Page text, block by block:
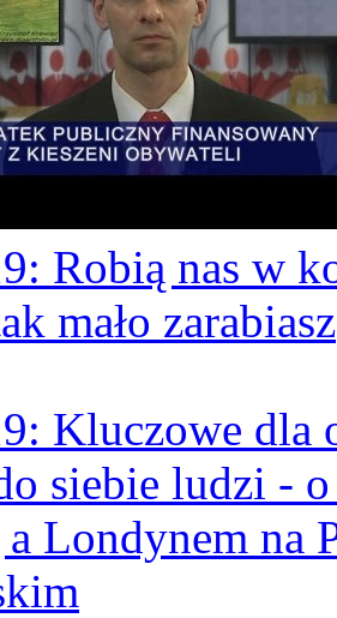
: Robią nas w
mało zarabiasz
: Kluczowe dla
siebie ludzi -
a Londynem